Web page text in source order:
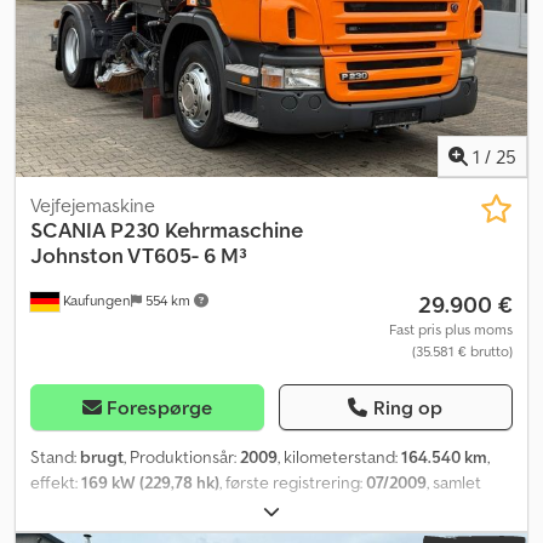
1 / 25
Kaufungen 554 km
Vejfejemaskine
SCANIA P230 Kehrmaschine
Johnston VT605- 6 M³
29.900 €
Fast pris plus moms
(35.581 € brutto)
Forespørge Ring op
Stand: brugt, Produktionsår:2009, kilometerstand:164.540 km,
effekt:169 kW (229,78 hk), første registrering:07/2009, samlet
, brændstoftype:diesel
akslekonfiguration:2 aksler, næste syn (TÜV):08/2028, geartype: